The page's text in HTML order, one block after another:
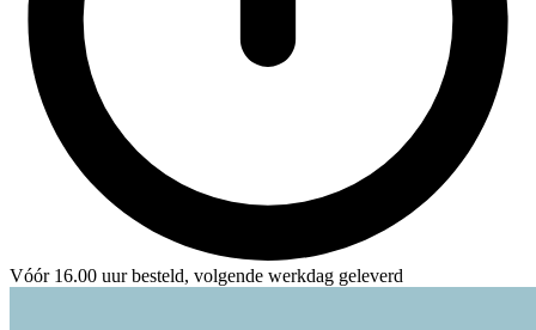
Vóór 16.00 uur besteld, volgende werkdag geleverd